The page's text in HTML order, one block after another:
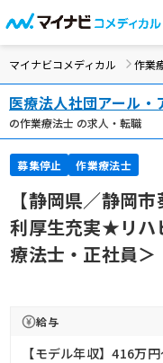
マイナビコメディカル 作業
医療法人社団アール・
の作業療法士 の求人・転職
募集停止 作業療法士
【静岡県／静岡
利厚生充実★リハ
療法士・正社員＞
給与
【モデル年収】416万